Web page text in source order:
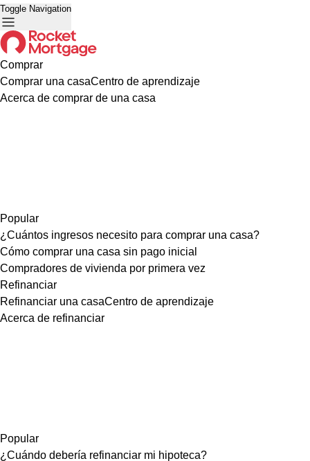
Toggle Navigation
Comprar
Comprar una casaCentro de aprendizaje
Acerca de comprar de una casa
Popular
¿Cuántos ingresos necesito para comprar una casa?
Cómo comprar una casa sin pago inicial
Compradores de vivienda por primera vez
Refinanciar
Refinanciar una casaCentro de aprendizaje
Acerca de refinanciar
Popular
¿Cuándo debería refinanciar mi hipoteca?